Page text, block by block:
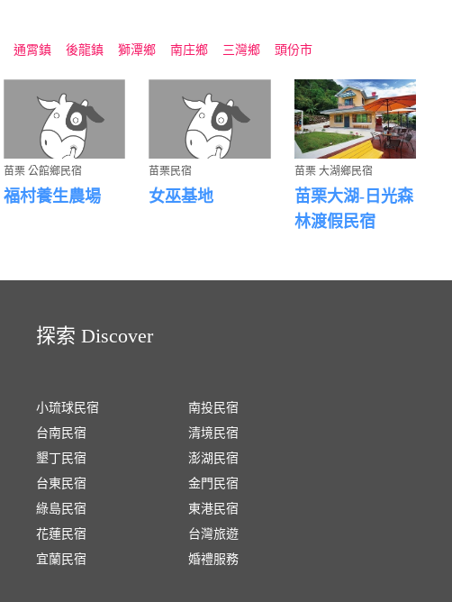
通霄鎮 後龍鎮 獅潭鄉 南庄鄉 三灣鄉 頭份市
苗栗 公館鄉民宿
福村養生農場
苗栗民宿
女巫基地
苗栗 大湖鄉民宿
苗栗大湖-日光森
林渡假民宿
探索 Discover
小琉球民宿
台南民宿
墾丁民宿
台東民宿
綠島民宿
花蓮民宿
宜蘭民宿
南投民宿
清境民宿
澎湖民宿
金門民宿
東港民宿
台灣旅遊
婚禮服務